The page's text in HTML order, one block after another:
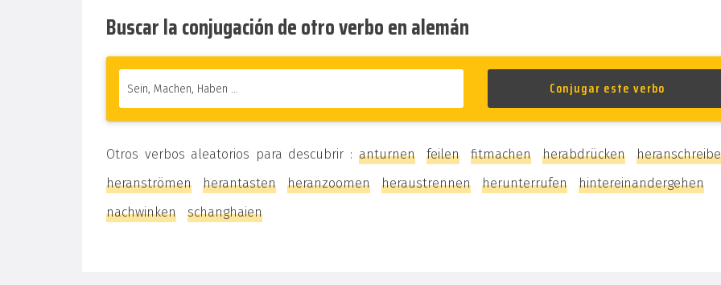
Buscar la conjugación de otro verbo en alemán
Otros verbos aleatorios para descubrir : anturnen feilen fitmachen herabdrücken
heranströmen
herantasten heranzoomen heraustrennen herunterrufen
hintereinandergehen
nachwinken
schanghaien